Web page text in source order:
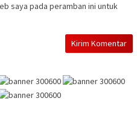
saya pada peramban ini untuk